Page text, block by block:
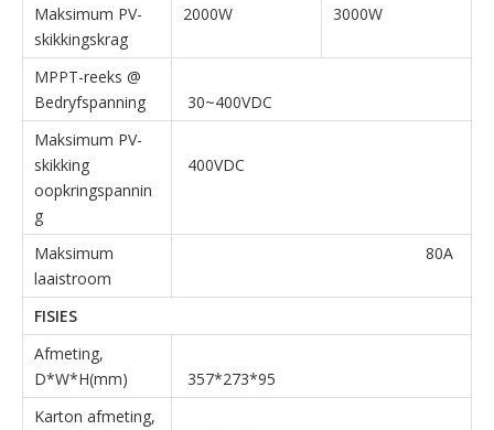
Maksimum PV-
skikkingskrag
2000W 3000W
MPPT-reeks @
Bedryfspanning
30~400VDC
Maksimum PV-
skikking
oopkringspannin
g
400VDC
Maksimum
laaistroom
80A
FISIES
Afmeting,
D*W*H(mm)
357*273*95
Karton afmeting,